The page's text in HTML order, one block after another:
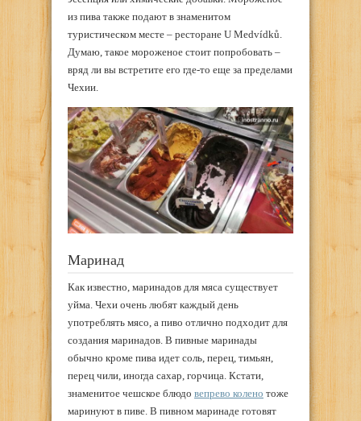
из пива также подают в знаменитом
туристическом месте – ресторане U Medvídků.
Думаю, такое мороженое стоит попробовать –
вряд ли вы встретите его где-то еще за пределами
Чехии.
Маринад
Как известно, маринадов для мяса существует
уйма. Чехи очень любят каждый день
употреблять мясо, а пиво отлично подходит для
создания маринадов. В пивные маринады
обычно кроме пива идет соль, перец, тимьян,
перец чили, иногда сахар, горчица. Кстати,
знаменитое чешское блюдо вепрево колено тоже
маринуют в пиве. В пивном маринаде готовят